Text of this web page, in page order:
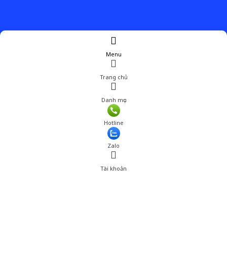
Menu
Trang chủ
Danh mục
Hotline
Zalo
Tài khoản